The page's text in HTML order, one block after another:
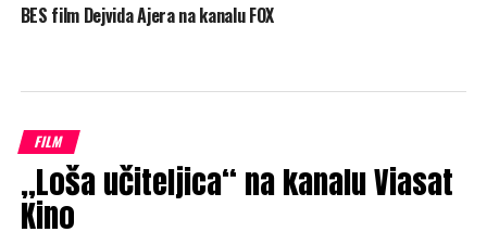
BES film Dejvida Ajera na kanalu FOX
FILM
„Loša učiteljica“ na kanalu Viasat
Kino